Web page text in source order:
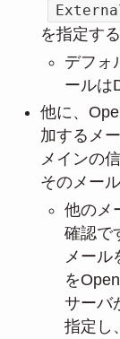
を指定す
デフォ
ールは
他に、
加するメ
メインの
そのメー
他のメ
確認で
メール
を
サーバ
指定し